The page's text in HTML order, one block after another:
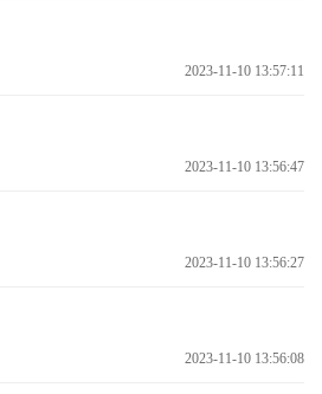
2023-11-10 13:57:11
2023-11-10 13:56:47
2023-11-10 13:56:27
2023-11-10 13:56:08